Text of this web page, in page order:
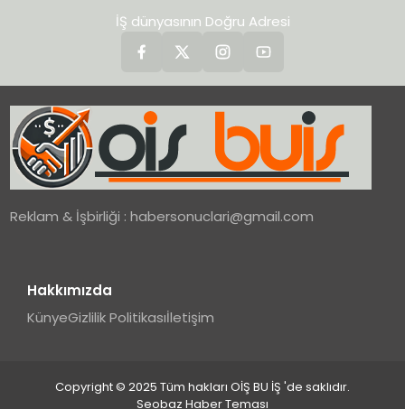
İŞ dünyasının Doğru Adresi
Reklam & İşbirliği :habersonuclari@gmail.com
Hakkımızda
KünyeGizlilik Politikasıİletişim
Copyright © 2025 Tüm hakları OİŞ BU İŞ 'de saklıdır.
Seobaz Haber Teması